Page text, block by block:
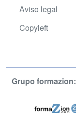
Aviso legal
Copyleft
Grupo formazion: